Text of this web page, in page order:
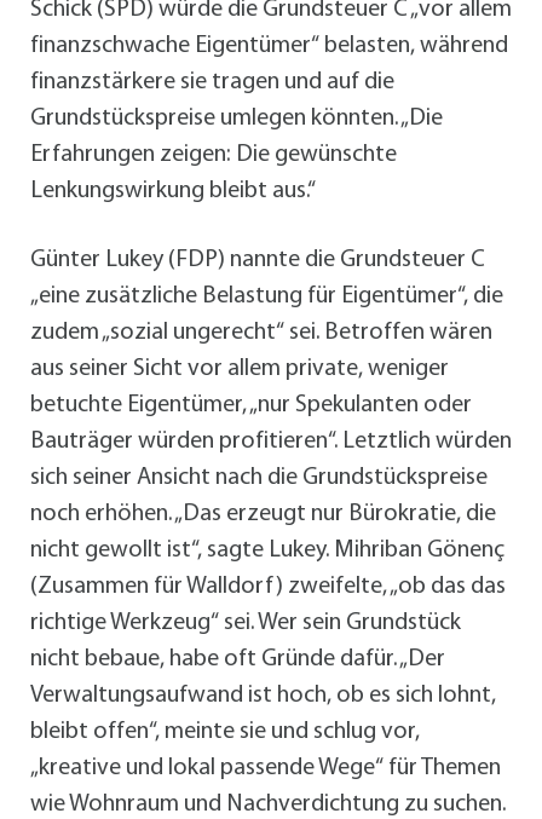
Schick (SPD) würde die Grundsteuer C „vor allem
finanzschwache Eigentümer“ belasten, während
finanzstärkere sie tragen und auf die
Grundstückspreise umlegen könnten. „Die
Erfahrungen zeigen: Die gewünschte
Lenkungswirkung bleibt aus.“
Günter Lukey (FDP) nannte die Grundsteuer C
„eine zusätzliche Belastung für Eigentümer“, die
zudem „sozial ungerecht“ sei. Betroffen wären
aus seiner Sicht vor allem private, weniger
betuchte Eigentümer, „nur Spekulanten oder
Bauträger würden profitieren“. Letztlich würden
sich seiner Ansicht nach die Grundstückspreise
noch erhöhen. „Das erzeugt nur Bürokratie, die
nicht gewollt ist“, sagte Lukey. Mihriban Gönenç
(Zusammen für Walldorf) zweifelte, „ob das das
richtige Werkzeug“ sei. Wer sein Grundstück
nicht bebaue, habe oft Gründe dafür. „Der
Verwaltungsaufwand ist hoch, ob es sich lohnt,
bleibt offen“, meinte sie und schlug vor,
„kreative und lokal passende Wege“ für Themen
wie Wohnraum und Nachverdichtung zu suchen.